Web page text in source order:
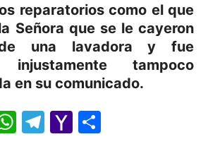
reparatorios como el que
Señora que se le cayeron
una lavadora y fue
injustamente tampoco
en su comunicado.
WhatsApp
Telegram
Yahoo